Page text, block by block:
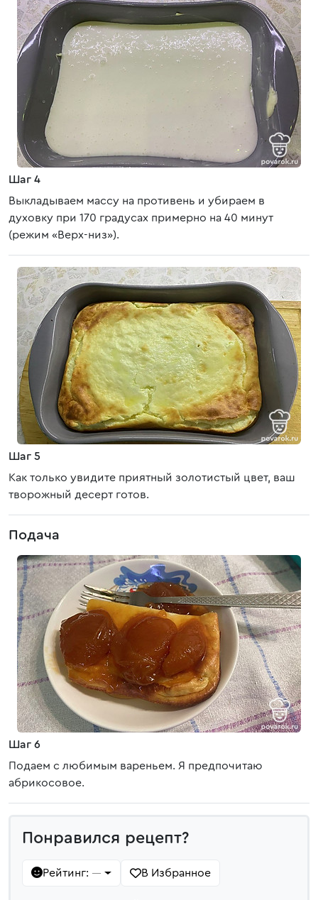
Шаг 4
Выкладываем массу на противень и убираем в
духовку при 170 градусах примерно на 40 минут
(режим «Верх-низ»).
Шаг 5
Как только увидите приятный золотистый цвет, ваш
творожный десерт готов.
Подача
Шаг 6
Подаем с любимым вареньем. Я предпочитаю
абрикосовое.
Понравился рецепт?
Рейтинг: — В Избранное